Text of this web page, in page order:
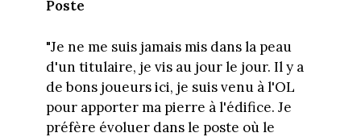
Poste
"Je ne me suis jamais mis dans la peau
d'un titulaire, je vis au jour le jour. Il y a
de bons joueurs ici, je suis venu à l'OL
pour apporter ma pierre à l'édifice. Je
préfère évoluer dans le poste où le